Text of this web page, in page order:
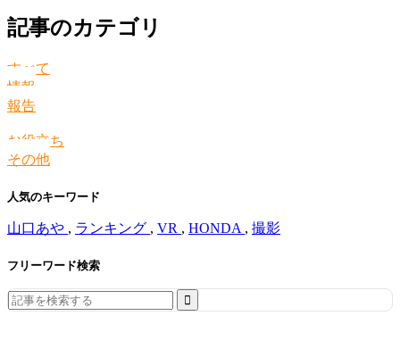
記事のカテゴリ
すべて
情報
報告
お役立ち
その他
人気のキーワード
山口あや , ランキング , VR , HONDA , 撮影
フリーワード検索
Search
for: